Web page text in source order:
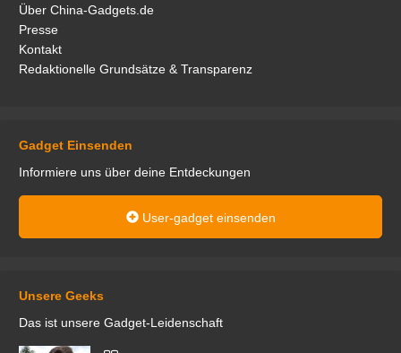
Über China-Gadgets.de
Presse
Kontakt
Redaktionelle Grundsätze & Transparenz
Gadget Einsenden
Informiere uns über deine Entdeckungen
User-gadget einsenden
Unsere Geeks
Das ist unsere Gadget-Leidenschaft